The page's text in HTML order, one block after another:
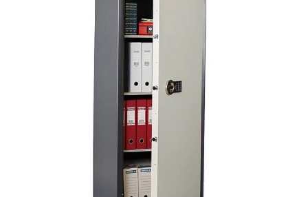
ВЕРСТАКИ
ПЛАТФОРМЕННЫЕ ТЕЛЕЖКИ
МЕДИЦИНСКАЯ МЕБЕЛЬ
ОФИСНАЯ МЕБЕЛЬ
ОФИСНЫЕ КРЕСЛА
Пищевое производство